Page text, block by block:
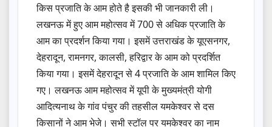
किस प्रजाति के आम होते है इसकी भी जानकारी ली।
लखनऊ में हुए आम महोत्सव में 700 से अधिक प्रजाति के
आम का प्रदर्शन किया गया। इसमें उत्तराखंड के यूएसनगर,
देहरादून, रामनगर, कालसी, हरिद्वार के आम को प्रदर्शित
किया गया। इसमें देहरादून से 4 प्रजाति के आम शामिल किए
गए। लखनऊ आम महोत्सव में यूपी के मुख्यमंत्री योगी
आदित्यनाथ के गांव पंचुर की तहसील यमकेश्वर से दस
किसानों ने आम भेजे। सभी स्टॉल पर यमकेश्वर का नाम